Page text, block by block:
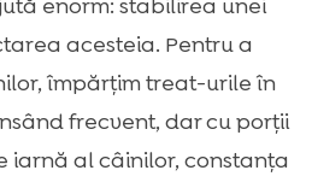
acesteia. Pentru a
împărțim treat-urile în
frecvent, dar cu porții
iarnă al câinilor, constanța